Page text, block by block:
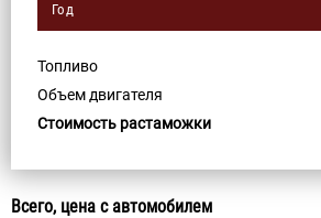
Год
Топливо
Объем двигателя
Стоимость растаможки
Всего, цена с автомобилем